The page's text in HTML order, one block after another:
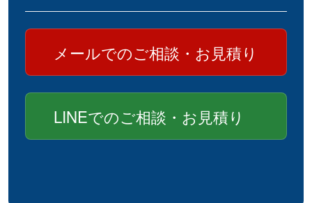
メールでのご相談・お見積り
LINEでのご相談・お見積り